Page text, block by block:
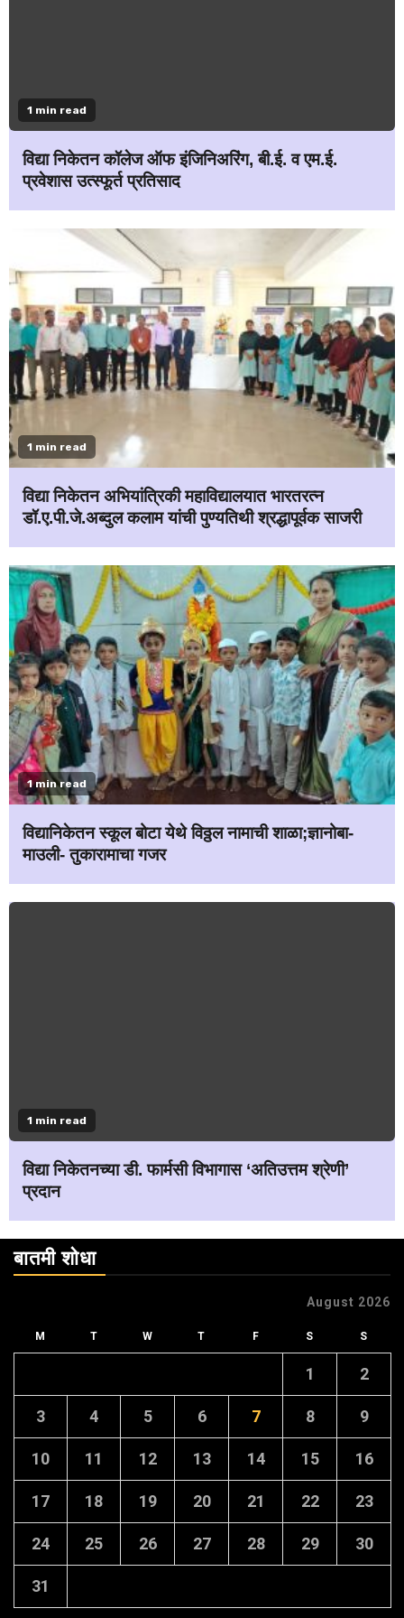
1 min read
विद्या निकेतन कॉलेज ऑफ इंजिनिअरिंग, बी.ई. व एम.ई.
प्रवेशास उत्स्फूर्त प्रतिसाद
1 min read
विद्या निकेतन अभियांत्रिकी महाविद्यालयात भारतरत्न
डॉ.ए.पी.जे.अब्दुल कलाम यांची पुण्यतिथी श्रद्धापूर्वक साजरी
1 min read
विद्यानिकेतन स्कूल बोटा येथे विठ्ठल नामाची शाळा;ज्ञानोबा-
माउली- तुकारामाचा गजर
1 min read
विद्या निकेतनच्या डी. फार्मसी विभागास ‘अतिउत्तम श्रेणी’
प्रदान
बातमी शोधा
August 2026
M T W T F S S
1 2
3 4 5 6 7 8 9
10 11 12 13 14 15 16
17 18 19 20 21 22 23
24 25 26 27 28 29 30
31